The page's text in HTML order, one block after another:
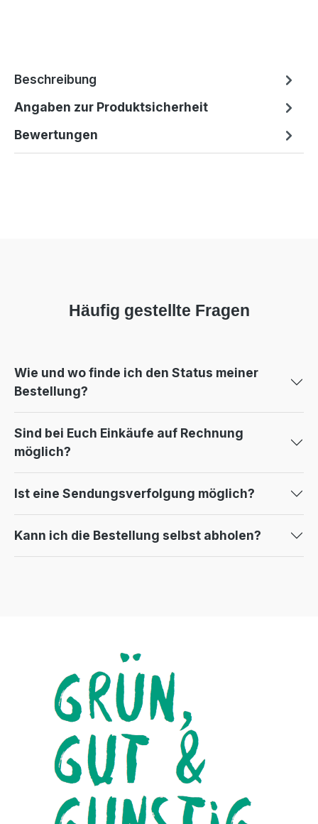
Beschreibung
Angaben zur Produktsicherheit
Bewertungen
Häufig gestellte Fragen
Wie und wo finde ich den Status meiner
Bestellung?
Sind bei Euch Einkäufe auf Rechnung
möglich?
Ist eine Sendungsverfolgung möglich?
Kann ich die Bestellung selbst abholen?